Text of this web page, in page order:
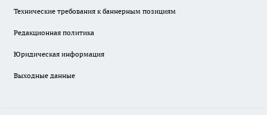
Технические требования к баннерным позициям
Редакционная политика
Юридическая информация
Выходные данные